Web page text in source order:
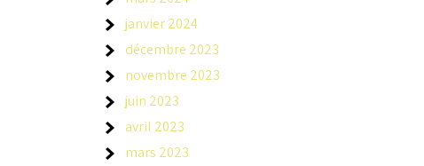
janvier 2024
décembre 2023
novembre 2023
juin 2023
avril 2023
mars 2023